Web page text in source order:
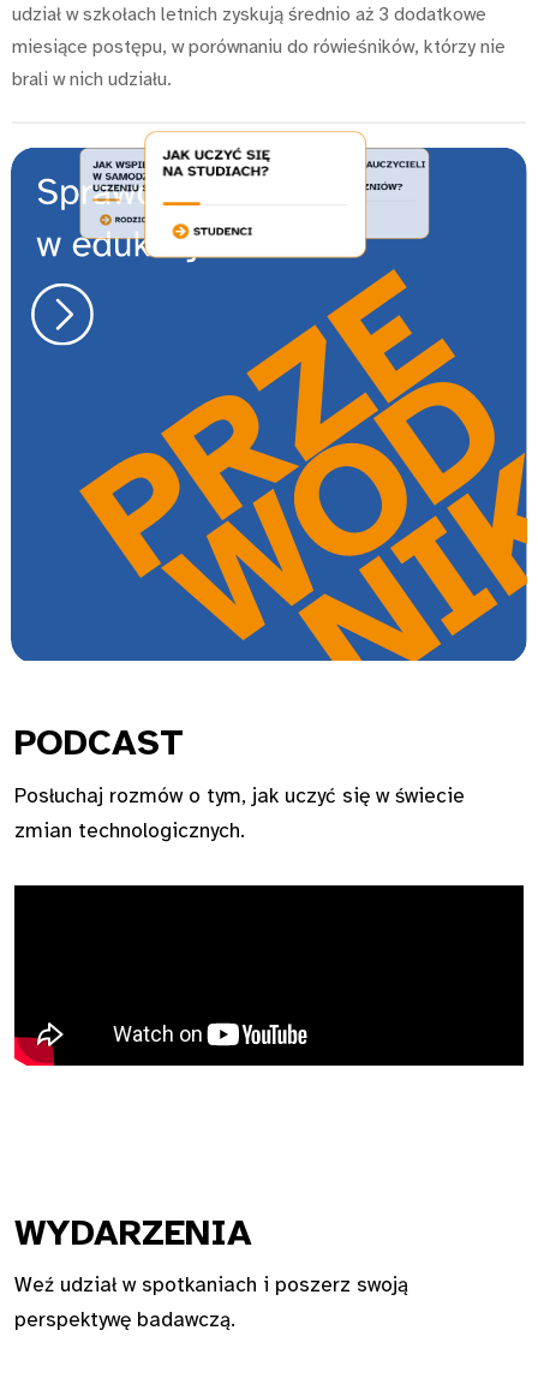
udział w szkołach letnich zyskują średnio aż 3 dodatkowe
miesiące postępu, w porównaniu do rówieśników, którzy nie
brali w nich udziału.
PODCAST
Posłuchaj rozmów o tym, jak uczyć się w świecie
zmian technologicznych.
WYDARZENIA
Weź udział w spotkaniach i poszerz swoją
perspektywę badawczą.